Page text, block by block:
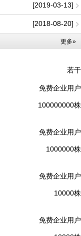
[2019-03-13]
[2018-08-20]
更多»
若干
免费企业用户
100000000株
免费企业用户
1000000株
免费企业用户
10000株
免费企业用户